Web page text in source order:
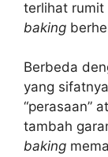
terlihat rumit
baking
Berbeda
yang
“perasaan”
tambah
baking